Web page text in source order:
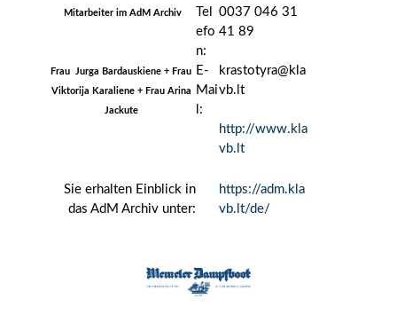
Mitarbeiter im AdM Archiv
Tel
efo
n:
0037 046 31
41 89
Frau Jurga Bardauskiene + Frau
Viktorija Karaliene + Frau Arina
Jackute
E-
Mai
l:
krastotyra@kla
vb.lt
http://www.kla
vb.lt
Sie erhalten Einblick in
das AdM Archiv unter:
https://adm.kla
vb.lt/de/